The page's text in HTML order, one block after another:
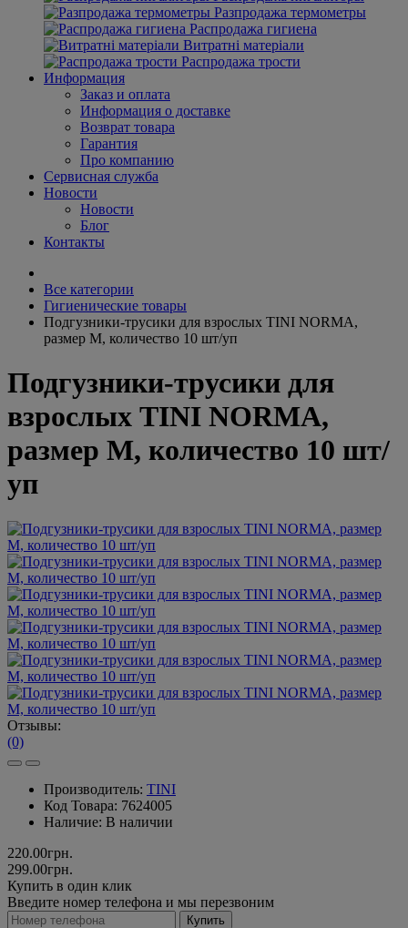
Разпродажа термометры
Распродажа гигиена
Витратні матеріали
Распродажа трости
Информация
Заказ и оплата
Информация о доставке
Возврат товара
Гарантия
Про компанию
Сервисная служба
Новости
Новости
Блог
Контакты
Все категории
Гигиенические товары
Подгузники-трусики для взрослых TINI NORMA,
размер М, количество 10 шт/уп
Подгузники-трусики для
взрослых TINI NORMA,
размер М, количество 10 шт/
уп
Отзывы:
(0)
Производитель: TINI
Код Товара: 7624005
Наличие: В наличии
220.00грн.
299.00грн.
Купить в один клик
Введите номер телефона и мы перезвоним
Купить